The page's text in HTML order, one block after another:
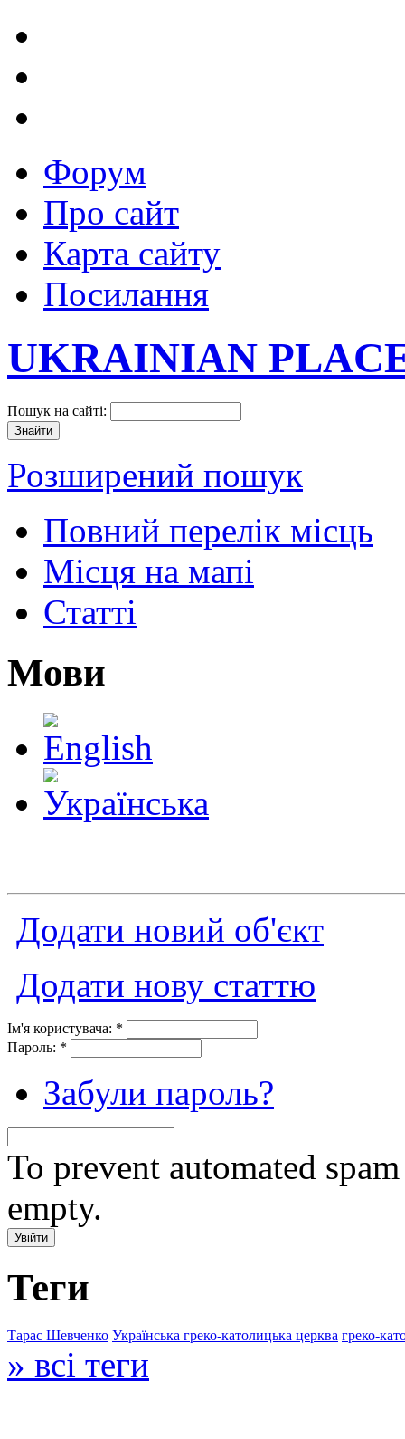
Форум
Про сайт
Карта сайту
Посилання
UKRAINIAN
Пошук на сайті:
Розширений пошук
Повний перелік місць
Місця на мапі
Статті
Мови
Додати новий об'єкт
Додати нову статтю
Ім'я користувача: *
Пароль: *
Забули пароль?
To prevent automated
empty.
Теги
Тарас Шевченко Українська греко-католицька церква греко-
» всі теги